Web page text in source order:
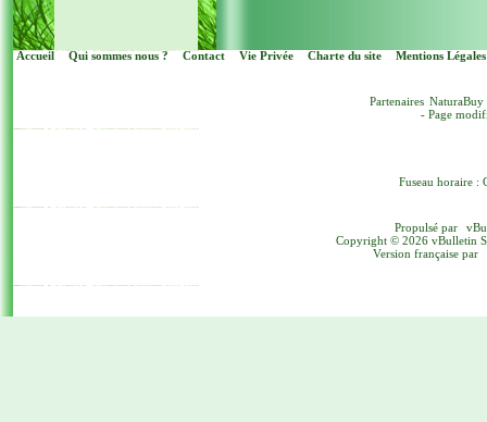
Accueil Qui sommes nous ? Contact Vie Privée Charte du site Mentions Légales
Partenaires NaturaBuy
- Page
Fuseau horaire :
Propulsé par
Copyright © 2026 vBulletin
Version française par